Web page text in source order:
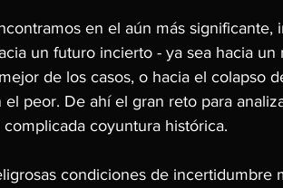
en el aún más significante,
un futuro incierto - ya sea hacia
de los casos, o hacia el colapso
el peor. De ahí el gran reto para
coyuntura histórica.
condiciones de incertidumbre